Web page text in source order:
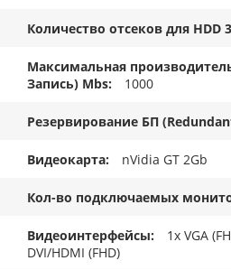
Количество отсеков для HDD
Максимальная
Запись) Mbs
1000
Резервирование БП
Видеокарта nVidia GT 2Gb
Кол-во подключаемых
Видеоинтерфейсы
1x VGA
DVI/HDMI (FHD)